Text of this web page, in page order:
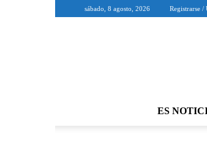
sábado, 8 agosto, 2026 Registrarse /
ES